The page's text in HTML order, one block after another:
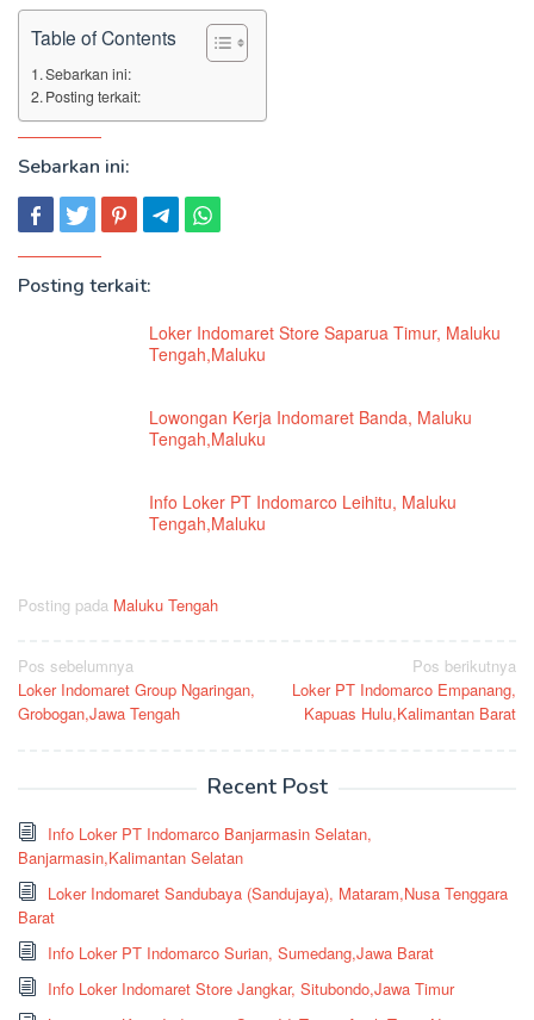
Table of Contents
Sebarkan ini:
Posting terkait:
Sebarkan ini:
Posting terkait:
Loker Indomaret Store Saparua Timur, Maluku
Tengah,Maluku
Lowongan Kerja Indomaret Banda, Maluku
Tengah,Maluku
Info Loker PT Indomarco Leihitu, Maluku
Tengah,Maluku
Posting pada Maluku Tengah
Navigasi
pos
Pos sebelumnya
Loker Indomaret Group Ngaringan,
Grobogan,Jawa Tengah
Pos berikutnya
Loker PT Indomarco Empanang,
Kapuas Hulu,Kalimantan Barat
Recent Post
Info Loker PT Indomarco Banjarmasin Selatan,
Banjarmasin,Kalimantan Selatan
Loker Indomaret Sandubaya (Sandujaya), Mataram,Nusa Tenggara
Barat
Info Loker PT Indomarco Surian, Sumedang,Jawa Barat
Info Loker Indomaret Store Jangkar, Situbondo,Jawa Timur